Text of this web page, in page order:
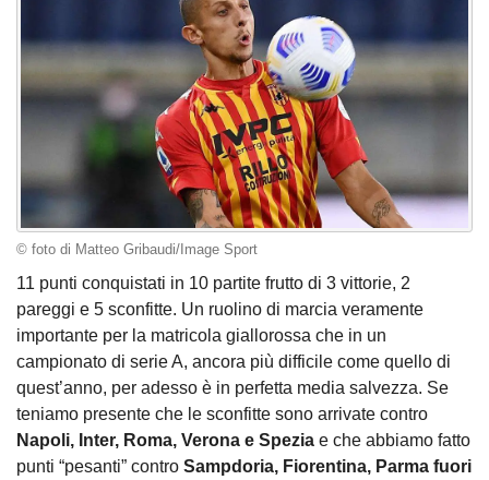
© foto di Matteo Gribaudi/Image Sport
11 punti conquistati in 10 partite frutto di 3 vittorie, 2
pareggi e 5 sconfitte. Un ruolino di marcia veramente
importante per la matricola giallorossa che in un
campionato di serie A, ancora più difficile come quello di
quest’anno, per adesso è in perfetta media salvezza. Se
teniamo presente che le sconfitte sono arrivate contro
Napoli, Inter, Roma, Verona e Spezia e che abbiamo fatto
punti “pesanti” contro Sampdoria, Fiorentina, Parma fuori